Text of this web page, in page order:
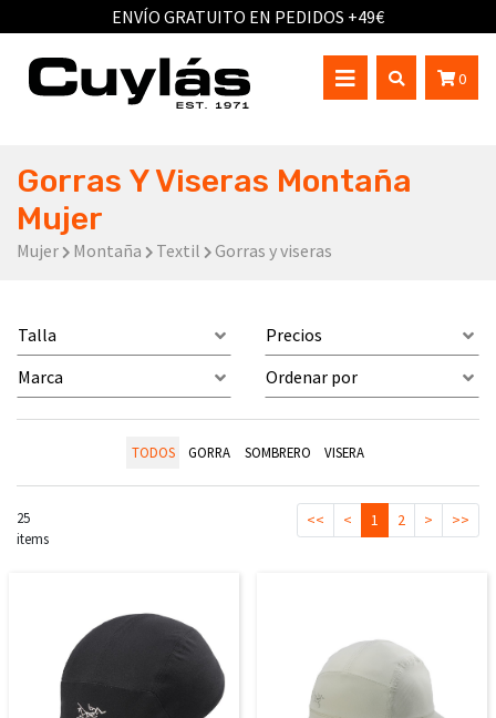
ENVÍO GRATUITO EN PEDIDOS +49€
0
Gorras Y Viseras Montaña
Mujer
Mujer Montaña Textil Gorras y viseras
Talla
Precios
Marca
Ordenar por
TODOS GORRA SOMBRERO VISERA
25
items
<< < 1 2 > >>